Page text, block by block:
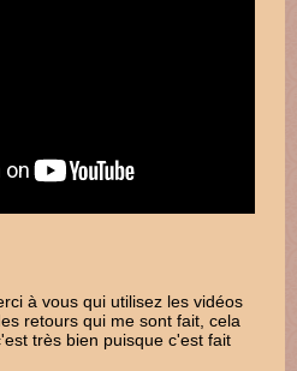
à vous qui utilisez les vidéos
retours qui me sont fait, cela
très bien puisque c'est fait